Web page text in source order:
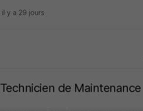
il y a 29 jours
Technicien de